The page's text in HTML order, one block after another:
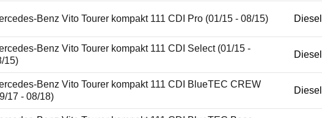
Benz Vito Tourer kompakt 111 CDI Pro (01/15 - 08/15) Diesel
Benz Vito Tourer kompakt 111 CDI Select (01/15 -
15)
Diesel
Benz Vito Tourer kompakt 111 CDI BlueTEC CREW
17 - 08/18)
Diesel